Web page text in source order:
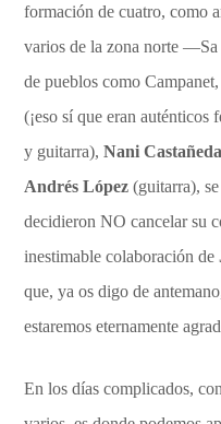
formación de cuatro, como
varios de la zona norte
de pueblos como
(¡eso sí que eran
y guitarra),Nani
Andrés López(guitarra),
decidieron NO cancelar su
inestimable colaboración de
que, ya os digo de
estaremos eternamente
En los días complicados,